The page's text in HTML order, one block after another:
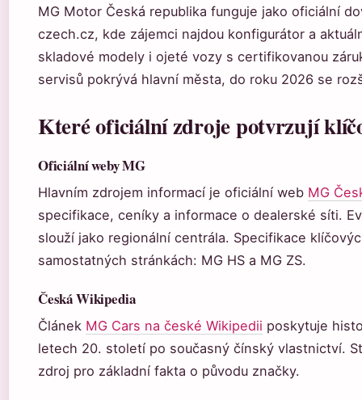
MG Motor Česká republika funguje jako oficiální
czech.cz, kde zájemci najdou konfigurátor a
skladové modely i ojeté vozy s certifikovanou
servisů pokrývá hlavní města, do roku 2026 se
Které oficiální zdroje potvrzují
Oficiální weby MG
Hlavním zdrojem informací je oficiální web MG
specifikace, ceníky a informace o dealerské síti.
slouží jako regionální centrála. Specifikace
samostatných stránkách: MG HS a MG ZS.
Česká Wikipedia
Článek MG Cars na české Wikipedii poskytuje
letech 20. století po současný čínský vlastnictví.
zdroj pro základní fakta o původu značky.